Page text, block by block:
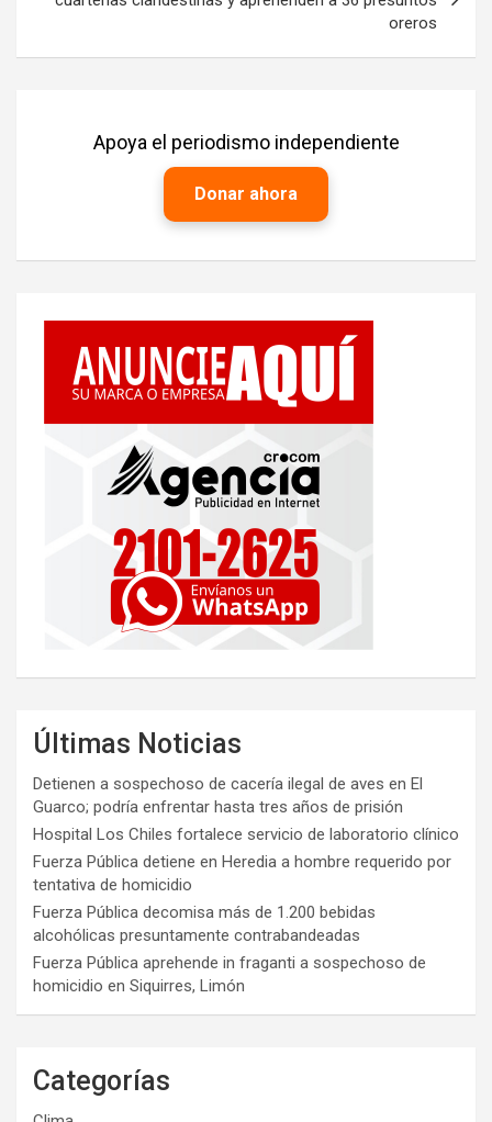
oreros
Apoya el periodismo independiente
Donar ahora
Últimas Noticias
Detienen a sospechoso de cacería ilegal de aves en El
Guarco; podría enfrentar hasta tres años de prisión
Hospital Los Chiles fortalece servicio de laboratorio clínico
Fuerza Pública detiene en Heredia a hombre requerido por
tentativa de homicidio
Fuerza Pública decomisa más de 1.200 bebidas
alcohólicas presuntamente contrabandeadas
Fuerza Pública aprehende in fraganti a sospechoso de
homicidio en Siquirres, Limón
Categorías